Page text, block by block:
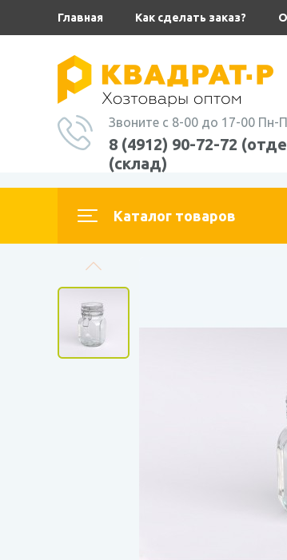
Главная Как сделать заказ?
Звоните с 8-00 до 17-00 Пн-
8 (4912) 90-72-72
(склад)
Каталог товаров
Главная ТОВАРЫ ДЛЯ